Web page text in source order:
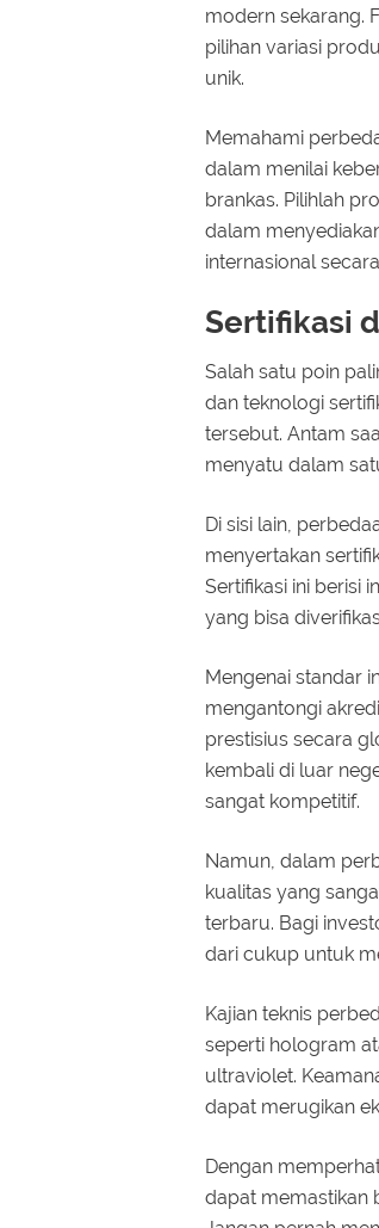
modern sekarang.
pilihan variasi
unik.
Memahami
dalam menilai
brankas. Pilihlah
dalam
internasional
Sertifikasi
Salah satu poin
dan teknologi
tersebut. Antam
menyatu dalam
Di sisi lain,
menyertakan
Sertifikasi ini berisi
yang bisa
Mengenai standar
mengantongi
prestisius secara
kembali di luar
sangat kompetitif.
Namun, dalam
kualitas yang
terbaru. Bagi
dari cukup untuk
Kajian teknis
seperti hologram
ultraviolet.
dapat merugikan
Dengan
dapat memastikan